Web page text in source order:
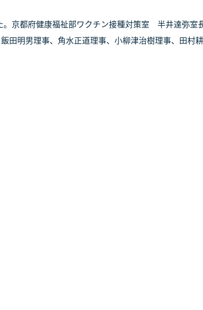
京都府健康福祉部ワクチン接種対策室 半井達弥室
明男理事、角水正道理事、小柳津治樹理事、田村